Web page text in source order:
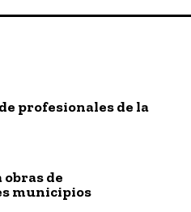
profesionales de la
de
municipios